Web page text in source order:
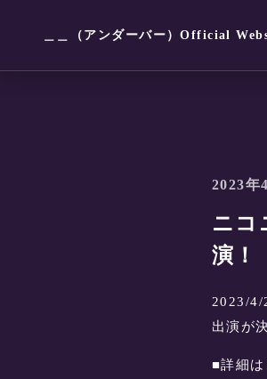
＿＿（アンダーバー）Official
2023年
ニコ
演！
2023/4/
出演が
■詳細